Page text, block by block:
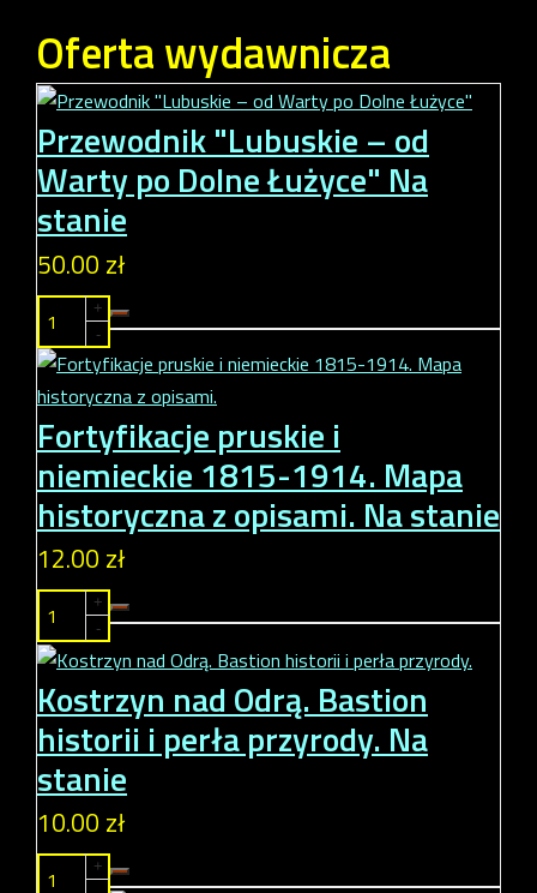
Oferta wydawnicza
Przewodnik "Lubuskie – od
Warty po Dolne Łużyce" Na
stanie
50.00 zł
+
-
Fortyfikacje pruskie i
niemieckie 1815-1914. Mapa
historyczna z opisami. Na stanie
12.00 zł
+
-
Kostrzyn nad Odrą. Bastion
historii i perła przyrody. Na
stanie
10.00 zł
+